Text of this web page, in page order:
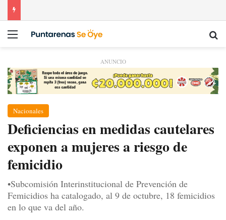
Menú
ANUNCIO
Nacionales
Deficiencias en medidas cautelares
exponen a mujeres a riesgo de
femicidio
•Subcomisión Interinstitucional de Prevención de
Femicidios ha catalogado, al 9 de octubre, 18 femicidios
en lo que va del año.